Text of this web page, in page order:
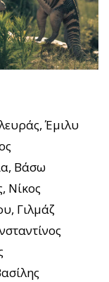
Έμιλυ
Βάσω
Νίκος
Γιλμάζ